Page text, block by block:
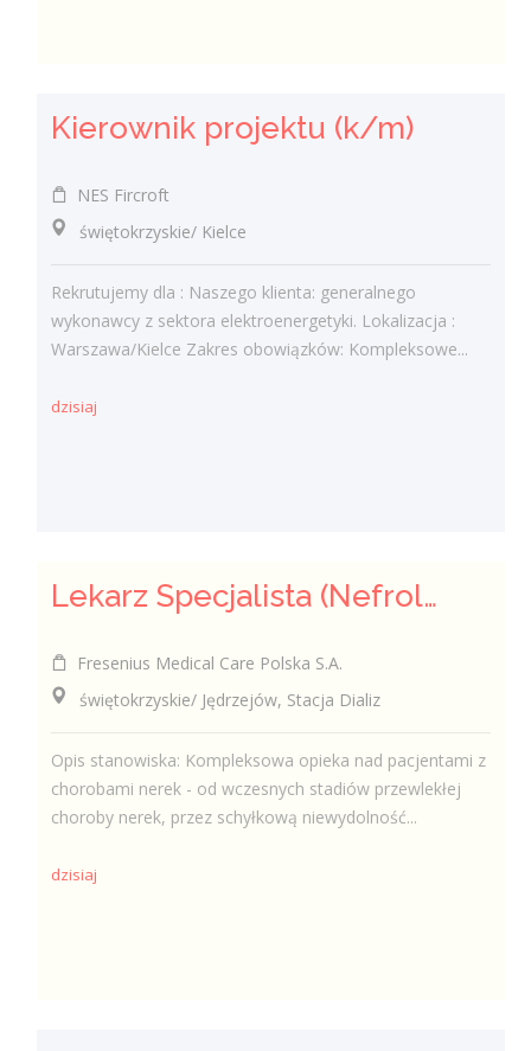
Kierownik projektu (k/m)
NES Fircroft
świętokrzyskie/ Kielce
Rekrutujemy dla : Naszego klienta: generalnego
wykonawcy z sektora elektroenergetyki. Lokalizacja :
Warszawa/Kielce Zakres obowiązków: Kompleksowe...
dzisiaj
Lekarz Specjalista (Nefrolog / Internista) (K/M/N)
Fresenius Medical Care Polska S.A.
świętokrzyskie/ Jędrzejów, Stacja Dializ
Opis stanowiska: Kompleksowa opieka nad pacjentami z
chorobami nerek - od wczesnych stadiów przewlekłej
choroby nerek, przez schyłkową niewydolność...
dzisiaj